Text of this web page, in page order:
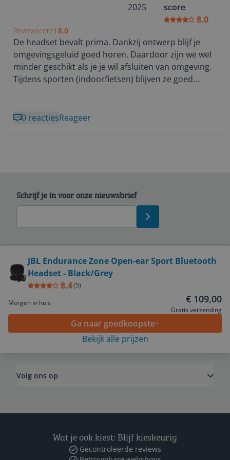
2025
score
8.0
Reviewscore 8.0
De headset bevalt prima. Dankzij ontwerp blijf je
omgevingsgeluid goed horen. Daardoor zijn we wel
minder geschikt als je je wil afsluiten van omgeving.
Tijdens sporten (indoorfietsen) blijven ze goed
Na het sporten kun je ze goed schoonmaken.
0 reactiesReageer
JBL Endurance Zone Open-ear Sport Bluetooth
Headset - Black/Grey
8.4(5)
Morgen in huis
€ 109,00
Gratis verzending
Ga naar goedkoopste
Bekijk alle prijzen
Schrijf je in voor onze nieuwsbrief
Service
Algemeen
Volg ons op
Wat je ook kiest: Blijf kieskeurig
Gecontroleerde reviews